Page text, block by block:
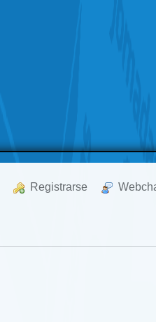
Registrarse